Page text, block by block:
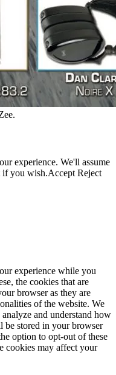
experience. We'll assume
if you wish.Accept Reject
experience while you
the cookies that are
browser as they are
of the website. We
and understand how
be stored in your browser
option to opt-out of these
cookies may affect your